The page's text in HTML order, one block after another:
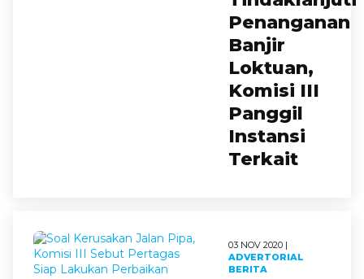
Penanganan
Banjir
Loktuan,
Komisi III
Panggil
Instansi
Terkait
03 NOV 2020 |
ADVERTORIAL
BERITA